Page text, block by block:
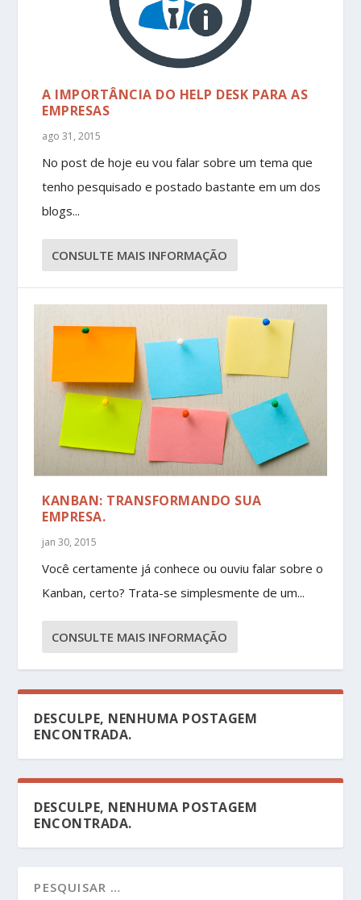
A IMPORTÂNCIA DO HELP DESK PARA AS
EMPRESAS
ago 31, 2015
No post de hoje eu vou falar sobre um tema que
tenho pesquisado e postado bastante em um dos
blogs...
CONSULTE MAIS INFORMAÇÃO
KANBAN: TRANSFORMANDO SUA
EMPRESA.
jan 30, 2015
Você certamente já conhece ou ouviu falar sobre o
Kanban, certo? Trata-se simplesmente de um...
CONSULTE MAIS INFORMAÇÃO
DESCULPE, NENHUMA POSTAGEM
ENCONTRADA.
DESCULPE, NENHUMA POSTAGEM
ENCONTRADA.